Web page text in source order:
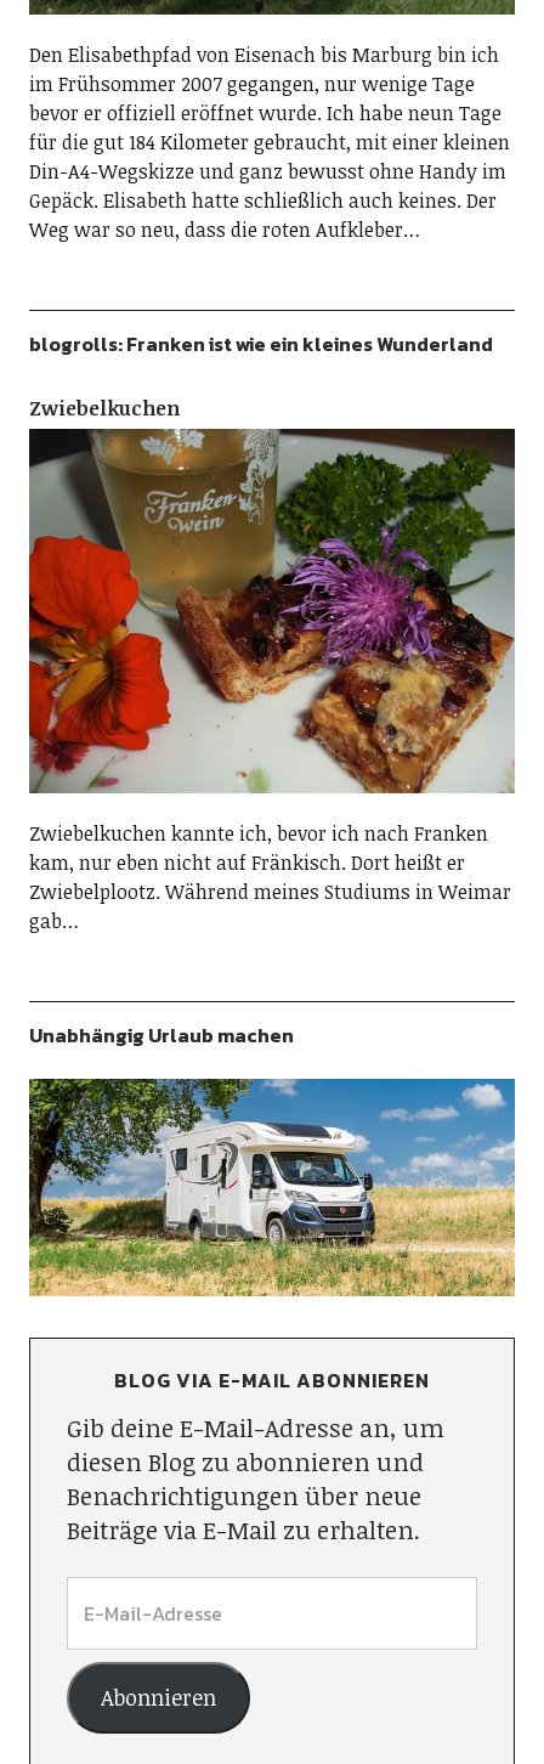
Den Elisabethpfad von Eisenach bis Marburg bin ich
im Frühsommer 2007 gegangen, nur wenige Tage
bevor er offiziell eröffnet wurde. Ich habe neun Tage
für die gut 184 Kilometer gebraucht, mit einer kleinen
Din-A4-Wegskizze und ganz bewusst ohne Handy im
Gepäck. Elisabeth hatte schließlich auch keines. Der
Weg war so neu, dass die roten Aufkleber…
blogrolls: Franken ist wie ein kleines Wunderland
Zwiebelkuchen
Zwiebelkuchen kannte ich, bevor ich nach Franken
kam, nur eben nicht auf Fränkisch. Dort heißt er
Zwiebelplootz. Während meines Studiums in Weimar
gab…
Unabhängig Urlaub machen
BLOG VIA E-MAIL ABONNIEREN
Gib deine E-Mail-Adresse an, um
diesen Blog zu abonnieren und
Benachrichtigungen über neue
Beiträge via E-Mail zu erhalten.
Abonnieren